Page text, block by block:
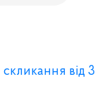
від